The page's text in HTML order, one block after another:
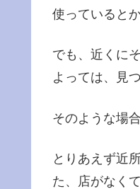
使っていると
でも、近くに
よっては、見
そのような場
とりあえず近
た、店がなく